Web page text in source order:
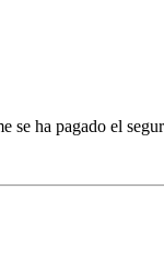
ha pagado el